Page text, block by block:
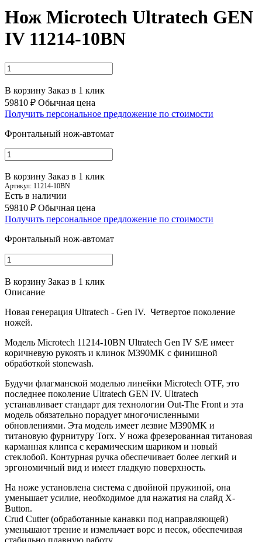
Нож Microtech Ultratech GEN
IV 11214-10BN
В корзину Заказ в 1 клик
59810 ₽ Обычная цена
Получить персональное предложение по стоимости
Фронтальный нож-автомат
В корзину Заказ в 1 клик
Артикул: 11214-10BN
Есть в наличии
59810 ₽ Обычная цена
Получить персональное предложение по стоимости
Фронтальный нож-автомат
В корзину Заказ в 1 клик
Описание
Новая генерация Ultratech - Gen IV. Четвертое поколение
ножей.
Модель Microtech 11214-10BN Ultratech Gen IV S/E имеет
коричневую рукоять и клинок M390MK с финишной
обработкой stonewash.
Будучи флагманской моделью линейки Microtech OTF, это
последнее поколение Ultratech GEN IV. Ultratech
устанавливает стандарт для технологии Out-The Front и эта
модель обязательно порадует многочисленными
обновлениями. Эта модель имеет лезвие M390MK и
титановую фурнитуру Torx. У ножа фрезерованная титановая
карманная клипса с керамическим шариком и новый
стеклобой. Контурная ручка обеспечивает более легкий и
эргономичный вид и имеет гладкую поверхность.
На ноже установлена система с двойной пружиной, она
уменьшает усилие, необходимое для нажатия на слайд X-
Button.
Crud Cutter (обработанные канавки под направляющей)
уменьшают трение и измельчает ворс и песок, обеспечивая
стабильно плавную работу.